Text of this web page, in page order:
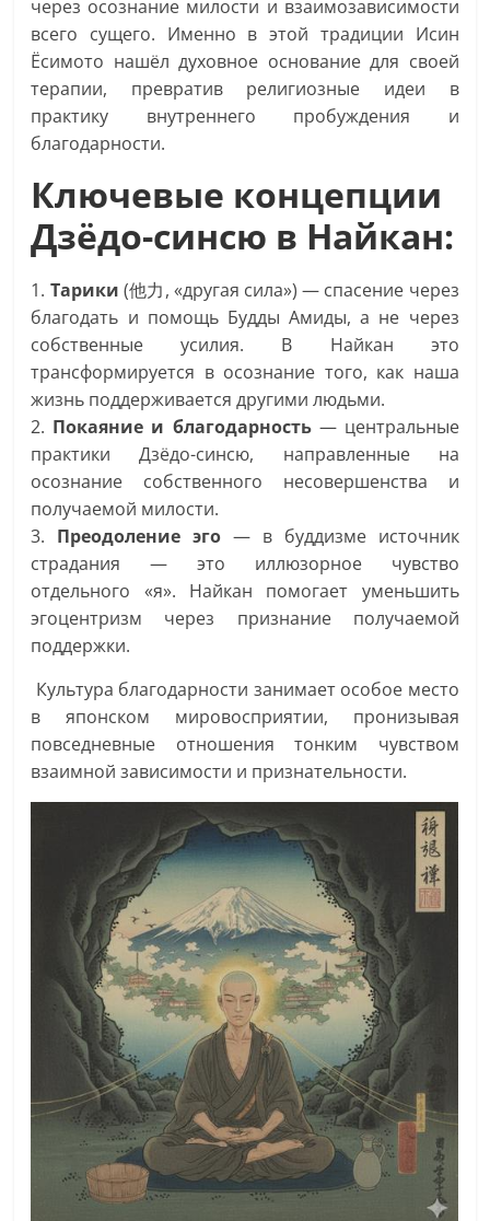
через осознание милости и взаимозависимости
всего сущего. Именно в этой традиции Исин
Ёсимото нашёл духовное основание для своей
терапии, превратив религиозные идеи в
практику внутреннего пробуждения и
благодарности.
Ключевые концепции
Дзёдо-синсю в Найкан:
1. Тарики (他力, «другая сила») — спасение через
благодать и помощь Будды Амиды, а не через
собственные усилия. В Найкан это
трансформируется в осознание того, как наша
жизнь поддерживается другими людьми.
2. Покаяние и благодарность— центральные
практики Дзёдо-синсю, направленные на
осознание собственного несовершенства и
получаемой милости.
3. Преодоление эго — в буддизме источник
страдания — это иллюзорное чувство
отдельного «я». Найкан помогает уменьшить
эгоцентризм через признание получаемой
поддержки.
Культура благодарности занимает особое место
в японском мировосприятии, пронизывая
повседневные отношения тонким чувством
взаимной зависимости и признательности.